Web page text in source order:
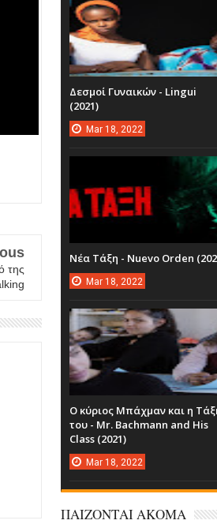
της
Δεσμοί Γυναικών - Lingui
(2021)
Mar 18, 2022
Νέα Τάξη - Nuevo Orden
Mar 18, 2022
Ο κύριος Μπάχμαν και η
του - Mr. Bachmann and His
Class (2021)
Mar 18, 2022
ΠΑΙΖΟΝΤΑΙ ΑΚΟΜΑ